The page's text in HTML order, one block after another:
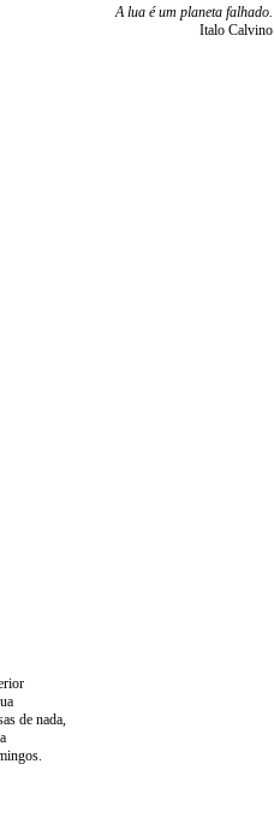
A lua é um planeta falhado.
Italo Calvino
de nada,